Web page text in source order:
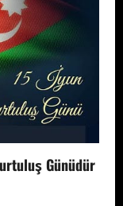
Günüdür